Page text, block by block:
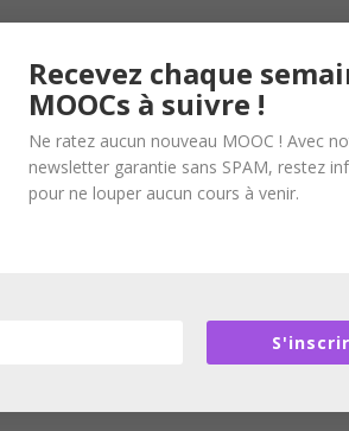
l’année… Le cours est disponible
prédéfini par la plateforme (1 semaine
en fixant des dates limites sur le rendu
vos exercices à tout moment.
Recevez chaque
MOOCs à suivre !
Ne ratez aucun nouveau MOOC ! Avec
newsletter garantie sans SPAM, restez
pour ne louper aucun cours à venir.